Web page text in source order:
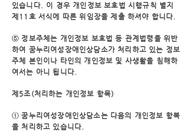
있습니다. 이 경우 개인정보 보호법 시행규칙 별지
제11호 서식에 따른 위임장을 제출 하셔야 합니다.
⑤ 정보주체는 개인정보 보호법 등 관계법령을 위반
하여 꿈누리여성장애인상담소가 처리하고 있는 정보
주체 본인이나 타인의 개인정보 및 사생활을 침해하
여서는 아니 됩니다.
제5조(처리하는 개인정보 항목)
① 꿈누리여성장애인상담소는 다음의 개인정보 항복
을 처리하고 있습니다.